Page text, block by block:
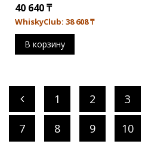
40 640₸
WhiskyClub: 38 608₸
В корзину
1 2 3
7 8 9 10